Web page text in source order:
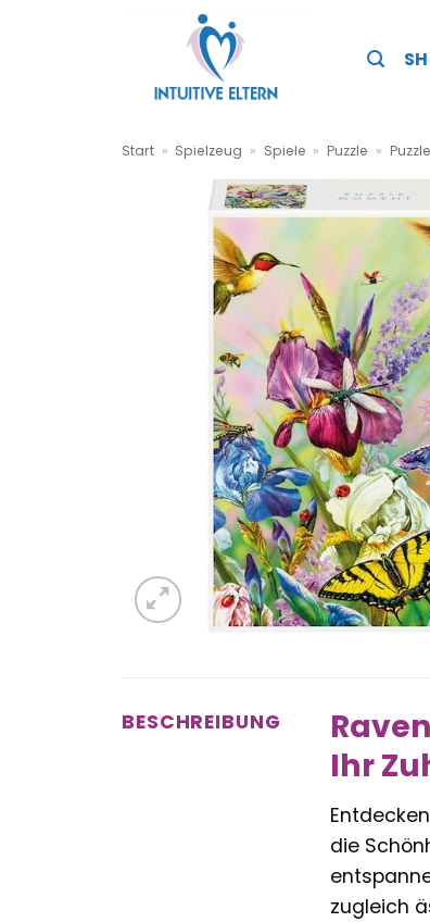
Start » Spielzeug » Spiele » Puzzle » Puzzle
BESCHREIBUNG
Ihr
die
zugleich